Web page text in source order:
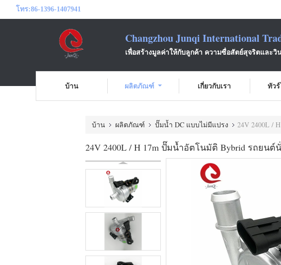
โทร:86-1396-1407941
Changzhou Junqi International
เพื่อสร้างมูลค่าให้กับลูกค้า ความซื่อสัตย์สุจริตและวิ
บ้าน ผลิตภัณฑ์ เกี่ยวกับเรา ทัว
บ้าน ผลิตภัณฑ์ ปั๊มน้ำ DC แบบไม่มีแปรง 24V 2400L /
24V 2400L / H 17m ปั๊มน้ำอัตโนมัติ Bybrid รถยน